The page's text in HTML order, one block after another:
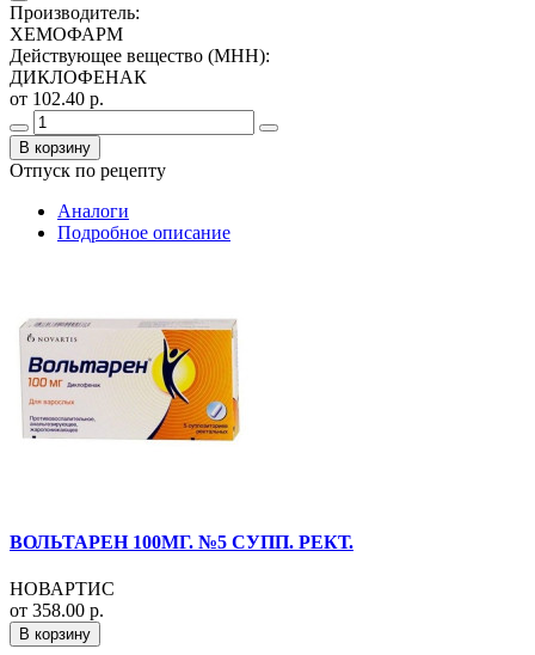
Производитель:
ХЕМОФАРМ
Действующее вещество (МНН):
ДИКЛОФЕНАК
от 102.40 р.
В корзину
Отпуск по рецепту
Аналоги
Подробное описание
ВОЛЬТАРЕН 100МГ. №5 СУПП. РЕКТ.
НОВАРТИС
от 358.00 р.
В корзину